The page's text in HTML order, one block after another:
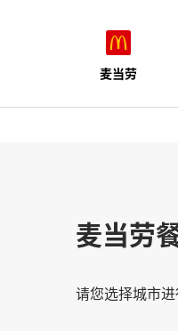
麦当劳
麦当劳
请您选择城市